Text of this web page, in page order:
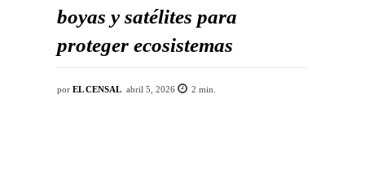
boyas y satélites para
proteger ecosistemas
por EL CENSAL abril 5, 2026 2 min.